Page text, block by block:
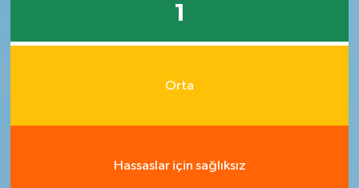
1
Orta
Hassaslar için sağlıksız